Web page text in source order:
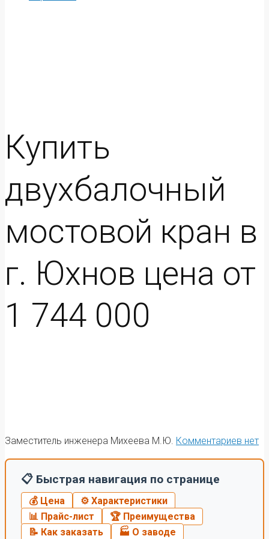
Купить
двухбалочный
мостовой кран в
г. Юхнов цена от
1 744 000
Заместитель инженера Михеева М.Ю. Комментариев нет
📋 Быстрая навигация по странице
💰 Цена
⚙️ Характеристики
📊 Прайс-лист
🏆 Преимущества
📝 Как заказать
🏭 О заводе